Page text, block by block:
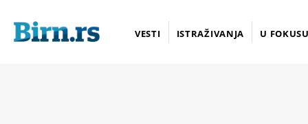
VESTI ISTRAŽIVANJA U